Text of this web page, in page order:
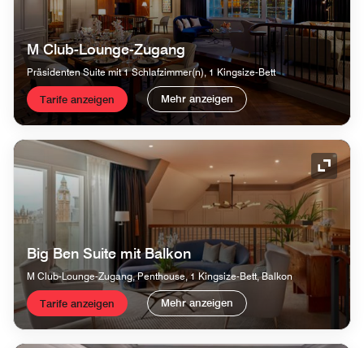
M Club-Lounge-Zugang
Präsidenten Suite mit 1 Schlafzimmer(n), 1 Kingsize-Bett
Tarife anzeigen Mehr anzeigen
Big Ben Suite mit Balkon
M Club-Lounge-Zugang, Penthouse, 1 Kingsize-Bett, Balkon
Tarife anzeigen Mehr anzeigen